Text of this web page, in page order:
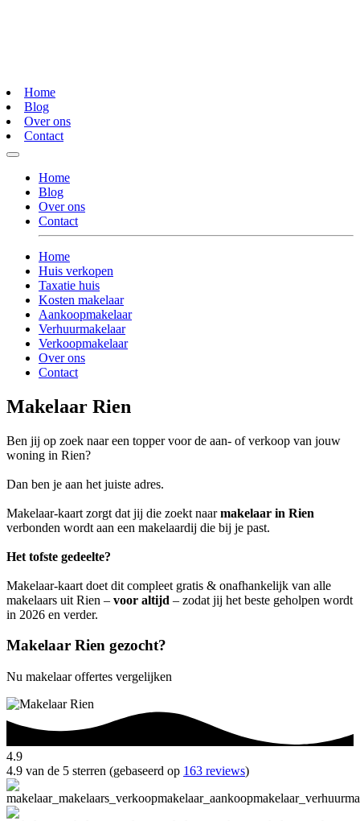
Home
Blog
Over ons
Contact
Home
Blog
Over ons
Contact
Home
Huis verkopen
Taxatie huis
Kosten makelaar
Aankoopmakelaar
Verhuurmakelaar
Verkoopmakelaar
Over ons
Contact
Makelaar Rien
Ben jij op zoek naar een topper voor de aan- of verkoop van jouw
woning in Rien?
Dan ben je aan het juiste adres.
Makelaar-kaart zorgt dat jij die zoekt naarmakelaar in Rien
verbonden wordt aan een makelaardij die bij je past.
Het tofste gedeelte?
Makelaar-kaart doet dit compleet gratis & onafhankelijk van alle
makelaars uit Rien – voor altijd – zodat jij het beste geholpen wordt
in 2026 en verder.
Makelaar Rien gezocht?
Nu makelaar offertes vergelijken
4.9
4.9 van de 5 sterren (gebaseerd op 163 reviews)